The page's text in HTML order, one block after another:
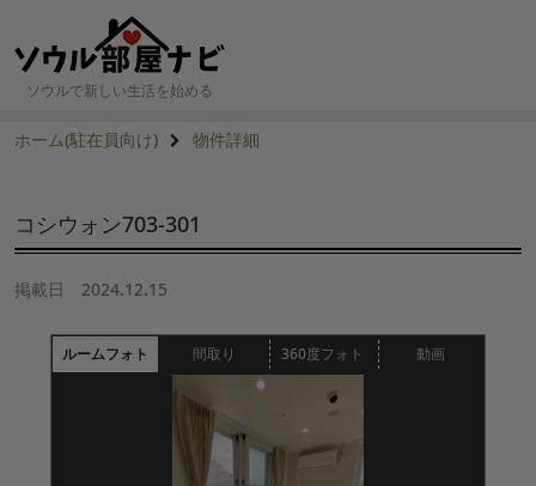
ソウルで新しい生活を始める
ホーム(駐在員向け) 物件詳細
コシウォン703-301
掲載日 2024.12.15
ルームフォト 間取り 360度フォト 動画